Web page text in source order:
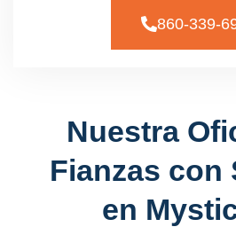
860-339-
Nuestra
Fianzas con
en